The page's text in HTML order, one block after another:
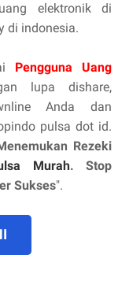
elektronik di
di indonesia.
Pengguna Uang
lupa dishare,
Anda dan
pulsa dot id.
Rezeki
Murah. Stop
Sukses".